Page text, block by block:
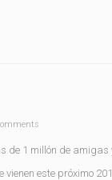
de 1 millón de amigas
este próximo